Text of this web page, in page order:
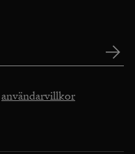
användarvillkor